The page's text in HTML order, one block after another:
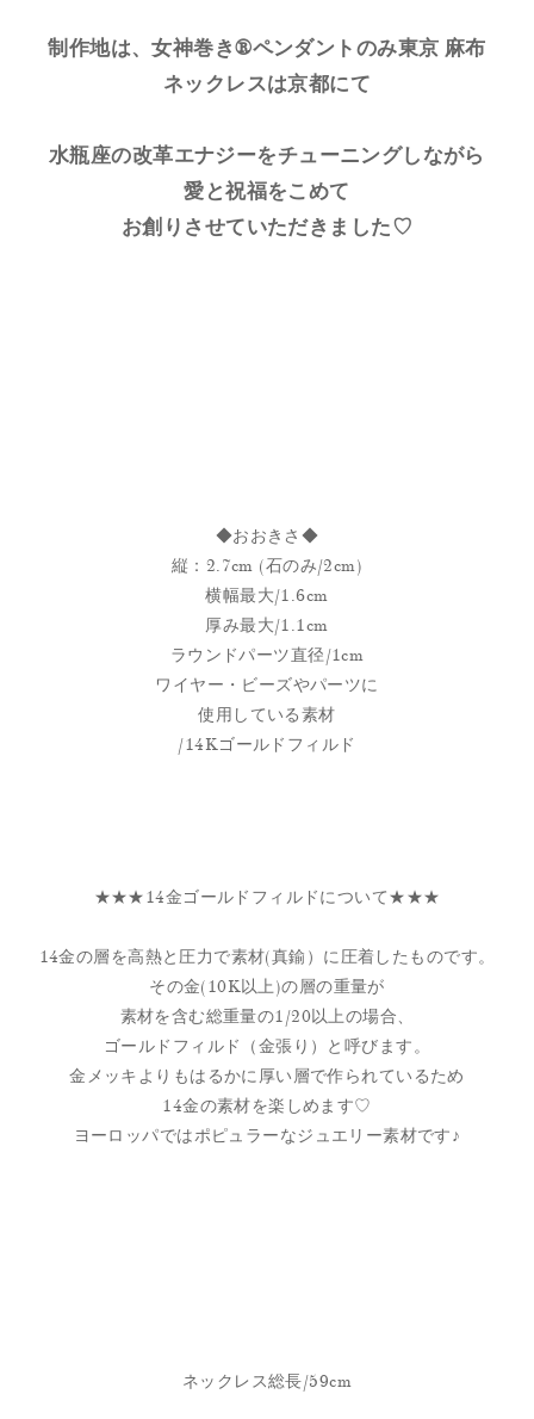
制作地は、女神巻き®ペンダントのみ東京 麻布
ネックレスは京都にて
水瓶座の改革エナジーをチューニングしながら
愛と祝福をこめて
お創りさせていただきました♡
◆おおきさ◆
縦：2.7cm (石のみ/2cm)
横幅最大/1.6cm
厚み最大/1.1cm
ラウンドパーツ直径/1cm
ワイヤー・ビーズやパーツに
使用している素材
/14Kゴールドフィルド
★★★14金ゴールドフィルドについて★★★
14金の層を高熱と圧力で素材(真鍮）に圧着したものです。
その金(10K以上)の層の重量が
素材を含む総重量の1/20以上の場合、
ゴールドフィルド（金張り）と呼びます。
金メッキよりもはるかに厚い層で作られているため
14金の素材を楽しめます♡
ヨーロッパではポピュラーなジュエリー素材です♪
ネックレス総長/59cm